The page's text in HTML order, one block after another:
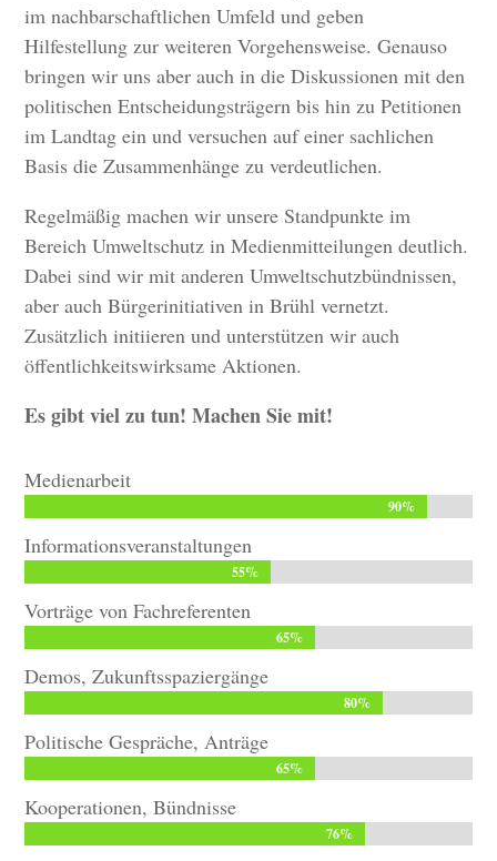
im nachbarschaftlichen Umfeld und geben
Hilfestellung zur weiteren Vorgehensweise. Genauso
bringen wir uns aber auch in die Diskussionen mit den
politischen Entscheidungsträgern bis hin zu Petitionen
im Landtag ein und versuchen auf einer sachlichen
Basis die Zusammenhänge zu verdeutlichen.
Regelmäßig machen wir unsere Standpunkte im
Bereich Umweltschutz in Medienmitteilungen deutlich.
Dabei sind wir mit anderen Umweltschutzbündnissen,
aber auch Bürgerinitiativen in Brühl vernetzt.
Zusätzlich initiieren und unterstützen wir auch
öffentlichkeitswirksame Aktionen.
Es gibt viel zu tun! Machen Sie mit!
Medienarbeit
90%
90%
Informationsveranstaltungen
55%
55%
Vorträge von Fachreferenten
65%
65%
Demos, Zukunftsspaziergänge
80%
80%
Politische Gespräche, Anträge
65%
65%
Kooperationen, Bündnisse
76%
76%